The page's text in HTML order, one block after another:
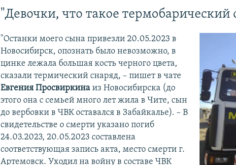
"Девочки, что такое термобарический
"Останки моего сына привезли 20.05.2023 в
Новосибирск, опознать было невозможно, в
цинке лежала большая кость черного цвета,
сказали термический снаряд, – пишет в чате
Евгения Просвиркина из Новосибирска (до
этого она с семьей много лет жила в Чите, сын
до вербовки в ЧВК оставался в Забайкалье). – В
свидетельстве о смерти указано погиб
24.03.2023, 20.05.2023 составлена
соответствующая запись акта, место смерти г.
Артемовск. Уходил на войну в составе ЧВК